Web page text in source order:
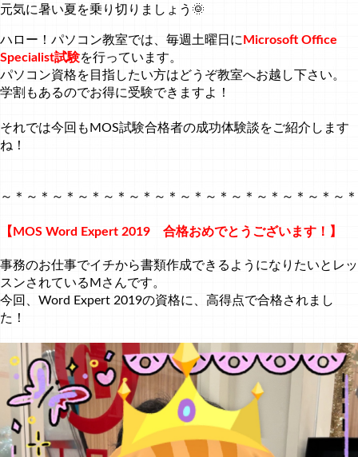
元気に暑い夏を乗り切りましょう🌞
ハロー！パソコン教室では、毎週土曜日に Microsoft Office
Specialist試験を行っています。
パソコン資格を目指したい方はどうぞ教室へお越し下さい。
学割もあるのでお得に受験できますよ！
それでは今回もMOS試験合格者の成功体験談をご紹介します
ね！
～＊～＊～＊～＊～＊～＊～＊～＊～＊～＊～＊～＊～＊～＊
【MOS Word Expert 2019 合格おめでとうございます！】
事務のお仕事でイチから書類作成できるようになりたいとレッ
スンされているMさんです。
今回、Word Expert 2019の資格に、高得点で合格されまし
た！